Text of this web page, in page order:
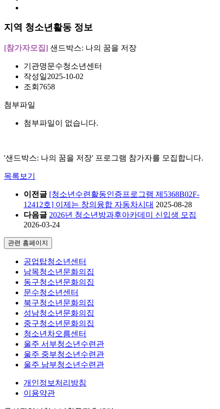
지역 청소년활동 정보
[참가자모집] 샌드박스: 나의 꿈을 저장
기관명문수청소년센터
작성일2025-10-02
조회 7658
첨부파일
첨부파일이 없습니다.
'샌드박스: 나의 꿈을 저장' 프로그램 참가자를 모집합니다.
목록보기
이전글 [청소년수련활동인증프로그램 제5368B02F-
12412호] 이제는 창의융합 자동차시대 2025-08-28
다음글 2026년 청소년방과후아카데미 신입생 모집
2026-03-24
관련 홈페이지
공업탑청소년센터
남목청소년문화의집
동구청소년문화의집
문수청소년센터
북구청소년문화의집
성남청소년문화의집
중구청소년문화의집
청소년차오름센터
울주 서부청소년수련관
울주 중부청소년수련관
울주 남부청소년수련관
개인정보처리방침
이용약관